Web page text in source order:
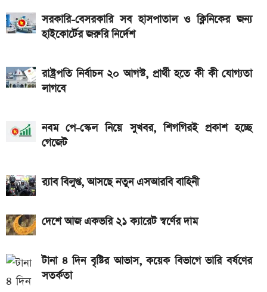
৮০০০ mAh ব্যাটারি সহ আসছে Redmi Note 17 5G,
দাম কত?
একটু পর শুরু, চেলসি ও জুভেন্টাস ম্যাচ; লাইভ দেখুন এখানে
লাইভ
গ্যাসের দাম নিয়ে সুখবর, যা জানাল পেট্রোবাংলা
আজকের সকল দেশের টাকার রেট: ০৫ আগস্ট ২০২৬
আসছে টানা ৫ দিনের বৃষ্টি!
সরকারি-বেসরকারি সব হাসপাতাল ও ক্লিনিকের জন্য
হাইকোর্টের জরুরি নির্দেশ
রাষ্ট্রপতি নির্বাচন ২০ আগস্ট, প্রার্থী হতে কী কী যোগ্যতা
লাগবে
নবম পে-স্কেল নিয়ে সুখবর, শিগগিরই প্রকাশ হচ্ছে
গেজেট
র‍্যাব বিলুপ্ত, আসছে নতুন এসআরবি বাহিনী
দেশে আজ একভরি ২১ ক্যারেট স্বর্ণের দাম
টানা ৪ দিন বৃষ্টির আভাস, কয়েক বিভাগে ভারি বর্ষণের
সতর্কতা